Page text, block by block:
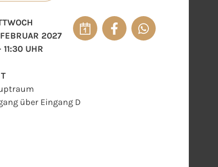
2027
11:30 UHR
über Eingang D